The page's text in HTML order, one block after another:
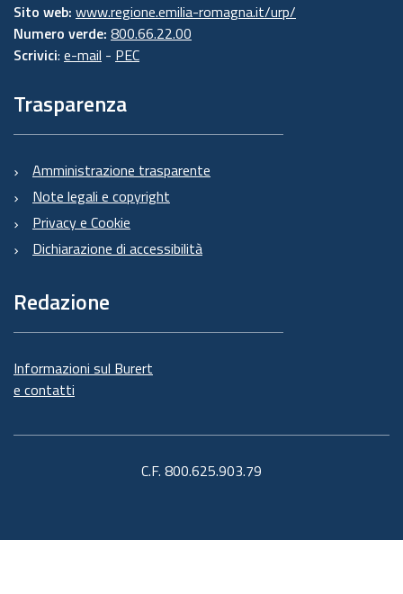
Sito web: www.regione.emilia-romagna.it/urp/
Numero verde: 800.66.22.00
Scrivici: e-mail - PEC
Trasparenza
Amministrazione trasparente
Note legali e copyright
Privacy e Cookie
Dichiarazione di accessibilità
Redazione
Informazioni sul Burert
e contatti
C.F. 800.625.903.79